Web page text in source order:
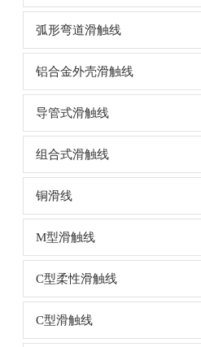
弧形弯道滑触线
铝合金外壳滑触线
导管式滑触线
组合式滑触线
铜滑线
M型滑触线
C型柔性滑触线
C型滑触线